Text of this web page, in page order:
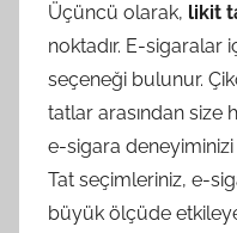
Üçüncü olarak, likit
noktadır. E-sigaralar
seçeneği bulunur.
tatlar arasından size
e-sigara
Tat seçimleriniz, e-
büyük ölçüde